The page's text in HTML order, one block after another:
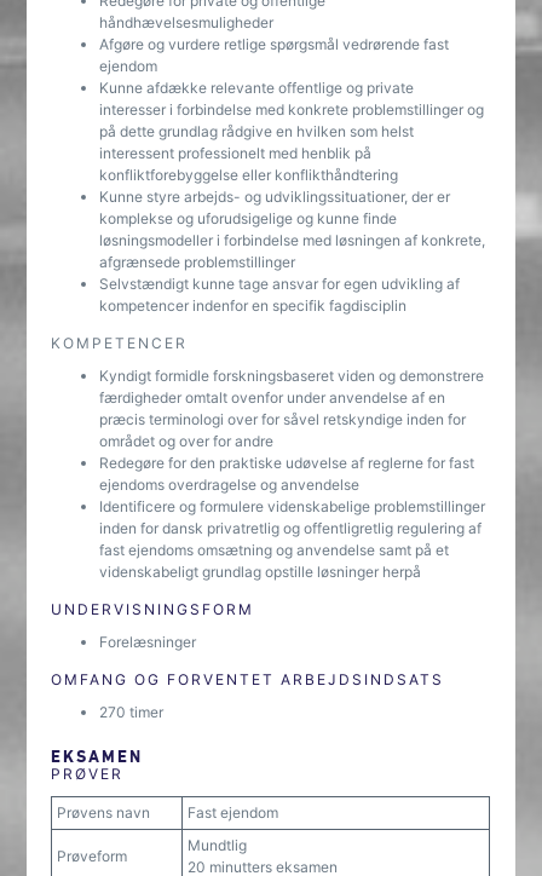
håndhævelsesmuligheder
Afgøre og vurdere retlige spørgsmål vedrørende fast
ejendom
Kunne afdække relevante offentlige og private
interesser i forbindelse med konkrete problemstillinger og
på dette grundlag rådgive en hvilken som helst
interessent professionelt med henblik på
konfliktforebyggelse eller konflikthåndtering
Kunne styre arbejds- og udviklingssituationer, der er
komplekse og uforudsigelige og kunne finde
løsningsmodeller i forbindelse med løsningen af konkrete,
afgrænsede problemstillinger
Selvstændigt kunne tage ansvar for egen udvikling af
kompetencer indenfor en specifik fagdisciplin
KOMPETENCER
Kyndigt formidle forskningsbaseret viden og demonstrere
færdigheder omtalt ovenfor under anvendelse af en
præcis terminologi over for såvel retskyndige inden for
området og over for andre
Redegøre for den praktiske udøvelse af reglerne for fast
ejendoms overdragelse og anvendelse
Identificere og formulere videnskabelige problemstillinger
inden for dansk privatretlig og offentligretlig regulering af
fast ejendoms omsætning og anvendelse samt på et
videnskabeligt grundlag opstille løsninger herpå
UNDERVISNINGSFORM
Forelæsninger
OMFANG OG FORVENTET ARBEJDSINDSATS
270 timer
EKSAMEN
PRØVER
Prøvens navn Fast ejendom
Prøveform
Mundtlig
20 minutters eksamen